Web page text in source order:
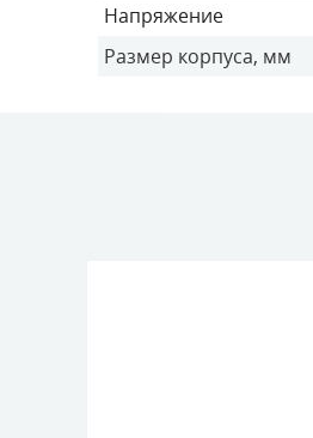
Напряжение
Размер корпуса, мм